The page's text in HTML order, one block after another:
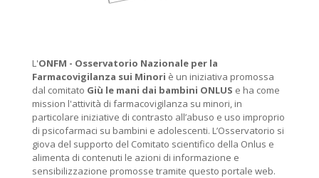
L'ONFM - Osservatorio Nazionale per la
Farmacovigilanza sui Minori è un iniziativa promossa
dal comitato Giù le mani dai bambini ONLUS e ha come
mission l'attività di farmacovigilanza su minori, in
particolare iniziative di contrasto all’abuso e uso improprio
di psicofarmaci su bambini e adolescenti. L’Osservatorio si
giova del supporto del Comitato scientifico della Onlus e
alimenta di contenuti le azioni di informazione e
sensibilizzazione promosse tramite questo portale web.